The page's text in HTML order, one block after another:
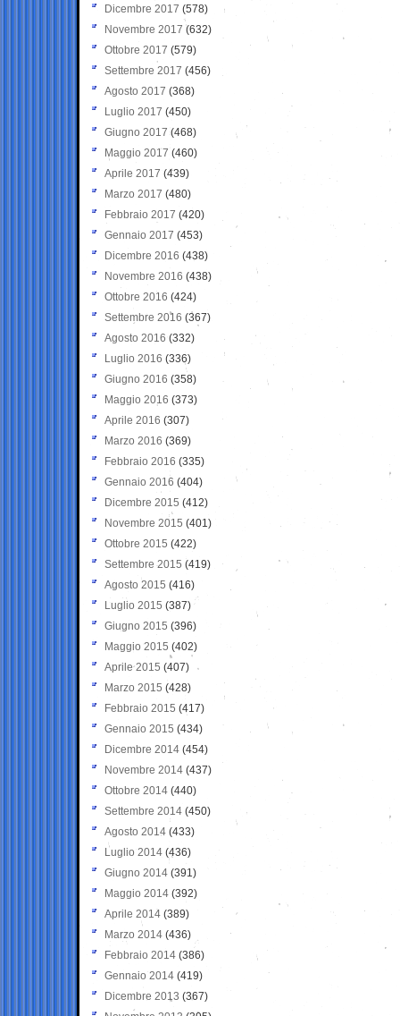
Dicembre 2017 (578)
Novembre 2017 (632)
Ottobre 2017 (579)
Settembre 2017 (456)
Agosto 2017 (368)
Luglio 2017 (450)
Giugno 2017 (468)
Maggio 2017 (460)
Aprile 2017 (439)
Marzo 2017 (480)
Febbraio 2017 (420)
Gennaio 2017 (453)
Dicembre 2016 (438)
Novembre 2016 (438)
Ottobre 2016 (424)
Settembre 2016 (367)
Agosto 2016 (332)
Luglio 2016 (336)
Giugno 2016 (358)
Maggio 2016 (373)
Aprile 2016 (307)
Marzo 2016 (369)
Febbraio 2016 (335)
Gennaio 2016 (404)
Dicembre 2015 (412)
Novembre 2015 (401)
Ottobre 2015 (422)
Settembre 2015 (419)
Agosto 2015 (416)
Luglio 2015 (387)
Giugno 2015 (396)
Maggio 2015 (402)
Aprile 2015 (407)
Marzo 2015 (428)
Febbraio 2015 (417)
Gennaio 2015 (434)
Dicembre 2014 (454)
Novembre 2014 (437)
Ottobre 2014 (440)
Settembre 2014 (450)
Agosto 2014 (433)
Luglio 2014 (436)
Giugno 2014 (391)
Maggio 2014 (392)
Aprile 2014 (389)
Marzo 2014 (436)
Febbraio 2014 (386)
Gennaio 2014 (419)
Dicembre 2013 (367)